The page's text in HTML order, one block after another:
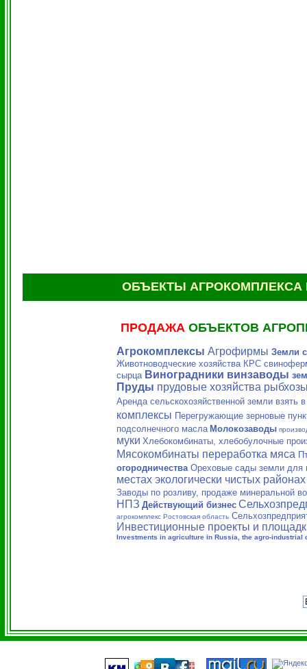
ОБЪЕКТЫ АГРОКОМПЛЕКСА
ПРОДАЖА ОБЪЕКТОВ
Агрокомплексы Агрофирмы Земли
Животноводческие хозяйства КРС
сырца Виноградники винзаводы
Пруды прудовые хозяйства
Аренда сельскохозяйственной земли взять
комплексы Перегружающие зерновые
подсолнечного масла Молокозаводы
муки Хлебокомбинаты, хлебобулочные
Мясокомбинаты переработка мяса
огородничества Ореховые сады земли для
местах экологически чистых районах
Заводы по розливу, продаже минеральной
НПЗ Действующий бизнес
агрокомплекс Ростовская область
Инвестиционные проекты и
Investments in agriculture in Russia, the agro-industrial